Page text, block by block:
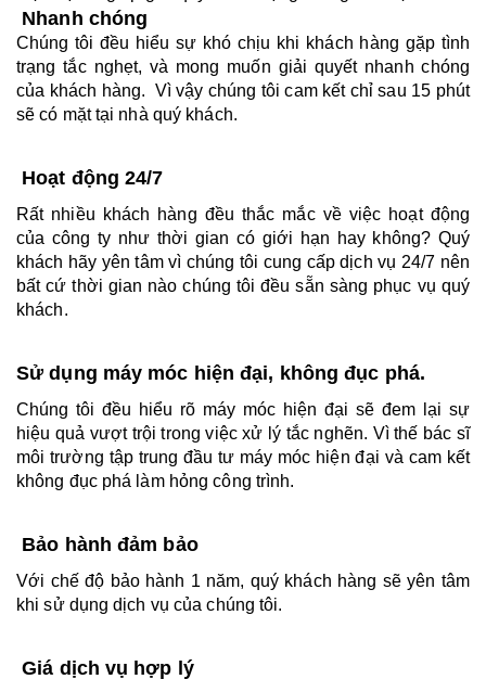
Nhanh chóng
Chúng tôi đều hiểu sự khó chịu khi khách hàng gặp tình
trạng tắc nghẹt, và mong muốn giải quyết nhanh chóng
của khách hàng.  Vì vậy chúng tôi cam kết chỉ sau 15 phút
sẽ có mặt tại nhà quý khách.
Hoạt động 24/7
Rất nhiều khách hàng đều thắc mắc về việc hoạt động
của công ty như thời gian có giới hạn hay không? Quý
khách hãy yên tâm vì chúng tôi cung cấp dịch vụ 24/7 nên
bất cứ thời gian nào chúng tôi đều sẵn sàng phục vụ quý
khách.
Sử dụng máy móc hiện đại, không đục phá.
Chúng tôi đều hiểu rõ máy móc hiện đại sẽ đem lại sự
hiệu quả vượt trội trong việc xử lý tắc nghẽn. Vì thế bác sĩ
môi trường tập trung đầu tư máy móc hiện đại và cam kết
không đục phá làm hỏng công trình.
Bảo hành đảm bảo
Với chế độ bảo hành 1 năm, quý khách hàng sẽ yên tâm
khi sử dụng dịch vụ của chúng tôi.
Giá dịch vụ hợp lý